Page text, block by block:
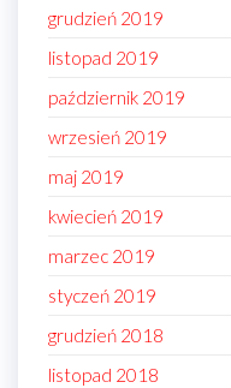
grudzień 2019
listopad 2019
październik 2019
wrzesień 2019
maj 2019
kwiecień 2019
marzec 2019
styczeń 2019
grudzień 2018
listopad 2018